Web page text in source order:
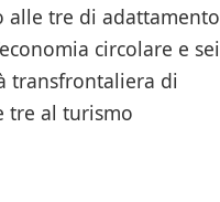
alle tre di adattamento
circolare e sei
transfrontaliera di
tre al turismo